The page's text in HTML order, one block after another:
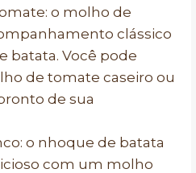
o molho de
clássico
batata. Você pode
de tomate caseiro ou
de sua
o nhoque de batata
com um molho